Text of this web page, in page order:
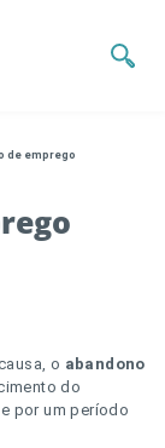
de emprego
o abandono
do
por um período